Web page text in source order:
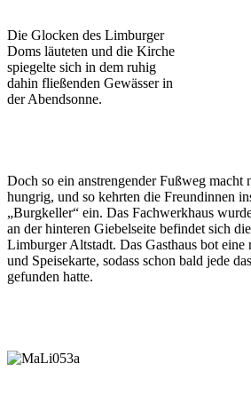
Die Glocken des Limburger
Doms läuteten und die Kirche
spiegelte sich in dem ruhig
dahin fließenden Gewässer in
der Abendsonne.
Doch so ein anstrengender Fußweg macht
hungrig, und so kehrten die Freundinnen
„Burgkeller“ ein. Das Fachwerkhaus
an der hinteren Giebelseite befindet sich
Limburger Altstadt. Das Gasthaus bot eine
und Speisekarte, sodass schon bald jede
gefunden hatte.